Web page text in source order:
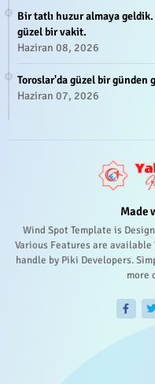
Bir tatlı huzur almaya
güzel bir vakit.
Haziran 08, 2026
Toroslar'da güzel bir
Haziran 07, 2026
Made
Wind Spot Template is
Various Features are
handle by Piki Developers.
more